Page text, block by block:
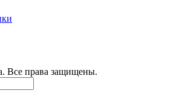
Все права защищены.